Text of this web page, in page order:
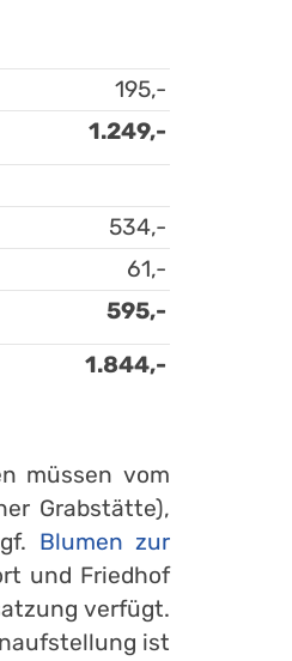
195,-
1.249,-
534,-
61,-
595,-
1.844,-
müssen vom
Grabstätte),
Blumen zur
und Friedhof
verfügt.
ist